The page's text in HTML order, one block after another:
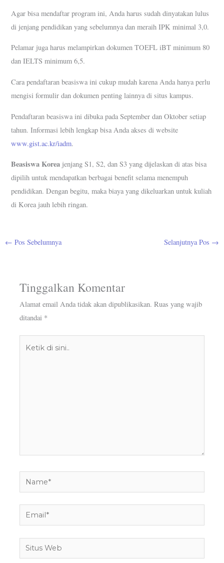
Agar bisa mendaftar program ini, Anda harus sudah dinyatakan lulus
di jenjang pendidikan yang sebelumnya dan meraih IPK minimal 3,0.
Pelamar juga harus melampirkan dokumen TOEFL iBT minimum 80
dan IELTS minimum 6,5.
Cara pendaftaran beasiswa ini cukup mudah karena Anda hanya perlu
mengisi formulir dan dokumen penting lainnya di situs kampus.
Pendaftaran beasiswa ini dibuka pada September dan Oktober setiap
tahun. Informasi lebih lengkap bisa Anda akses di website
www.gist.ac.kr/iadm.
Beasiswa Korea jenjang S1, S2, dan S3 yang dijelaskan di atas bisa
dipilih untuk mendapatkan berbagai benefit selama menempuh
pendidikan. Dengan begitu, maka biaya yang dikeluarkan untuk kuliah
di Korea jauh lebih ringan.
← Pos Sebelumnya Selanjutnya Pos →
Tinggalkan Komentar
Alamat email Anda tidak akan dipublikasikan. Ruas yang wajib
ditandai *
Name*
Email*
Situs
Web